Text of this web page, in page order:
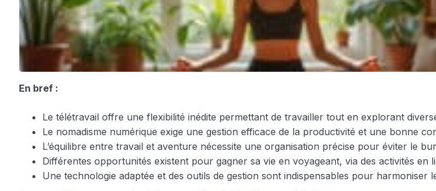
En bref :
Le télétravail offre une flexibilité inédite permettant de travailler tout en explorant
Le nomadisme numérique exige une gestion efficace de la productivité et une bonne
L’équilibre entre travail et aventure nécessite une organisation précise pour éviter le
Différentes opportunités existent pour gagner sa vie en voyageant, via des activités en
Une technologie adaptée et des outils de gestion sont indispensables pour harmoniser